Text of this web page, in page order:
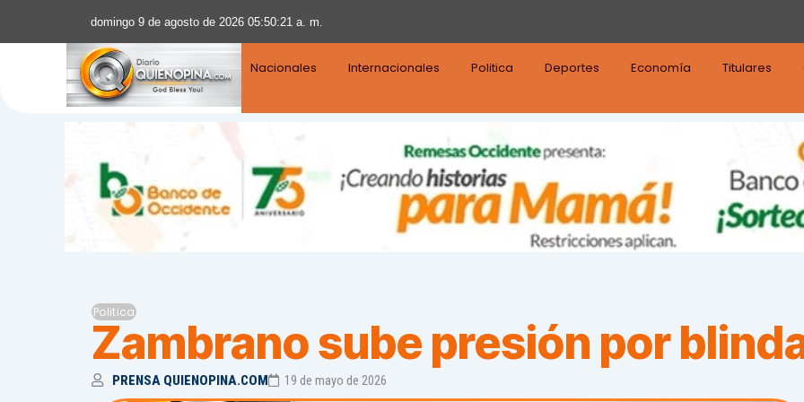
domingo 9 de agosto de 2026 05:50:22 a. m.
Nacionales Internacionales Politica Deportes Economía Titulares
Politica
Zambrano sube presión por
PRENSA QUIENOPINA.COM 19 de mayo de 2026